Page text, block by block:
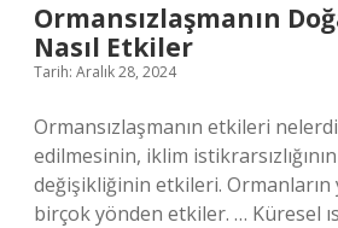
Ormansızlaşmanın
Nasıl Etkiler
Tarih: Aralık 28, 2024
Ormansızlaşmanın etkileri
edilmesinin, iklim
değişikliğinin etkileri.
birçok yönden etkiler. … Küresel